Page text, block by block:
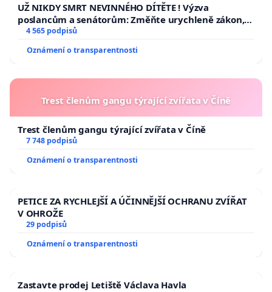
UŽ NIKDY SMRT NEVINNÉHO DÍTĚTE ! Výzva
poslancům a senátorům: Změňte urychleně zákon,
aby se tragédie malé Viktorky už nemohla opakovat!
4 565 podpisů
Oznámení o transparentnosti
Trest členům gangu týrající zvířata v Číně
Trest členům gangu týrající zvířata v Číně
7 748 podpisů
Oznámení o transparentnosti
PETICE ZA RYCHLEJŠÍ A ÚČINNĚJŠÍ OCHRANU ZVÍŘAT
V OHROŽE
29 podpisů
Oznámení o transparentnosti
Zastavte prodej Letiště Václava Havla